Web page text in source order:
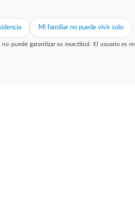
Mi familiar no puede vivir solo
puede garantizar su exactitud. El usuario es